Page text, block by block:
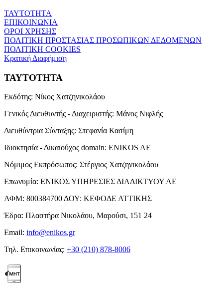
ΤΑΥΤΟΤΗΤΑ
ΕΠΙΚΟΙΝΩΝΙΑ
ΟΡΟΙ ΧΡΗΣΗΣ
ΠΟΛΙΤΙΚΗ ΠΡΟΣΤΑΣΙΑΣ ΠΡΟΣΩΠΙΚΩΝ ΔΕΔΟΜΕΝΩΝ
ΠΟΛΙΤΙΚΗ COOKIES
Κρατική Διαφήμιση
ΤΑΥΤΟΤΗΤΑ
Εκδότης: Νίκος Χατζηνικολάου
Γενικός Διευθυντής - Διαχειριστής: Μάνος Νιφλής
Διευθύντρια Σύνταξης: Στεφανία Κασίμη
Ιδιοκτησία - Δικαιούχος domain: ENIKOS AE
Νόμιμος Εκπρόσωπος: Στέργιος Χατζηνικολάου
Επωνυμία: ΕΝΙΚΟΣ ΥΠΗΡΕΣΙΕΣ ΔΙΑΔΙΚΤΥΟΥ ΑΕ
ΑΦΜ: 800384700 ΔΟΥ: ΚΕΦΟΔΕ ΑΤΤΙΚΗΣ
Έδρα: Πλαστήρα Νικολάου, Μαρούσι, 151 24
Email: info@enikos.gr
Τηλ. Επικοινωνίας: +30 (210) 878-8006